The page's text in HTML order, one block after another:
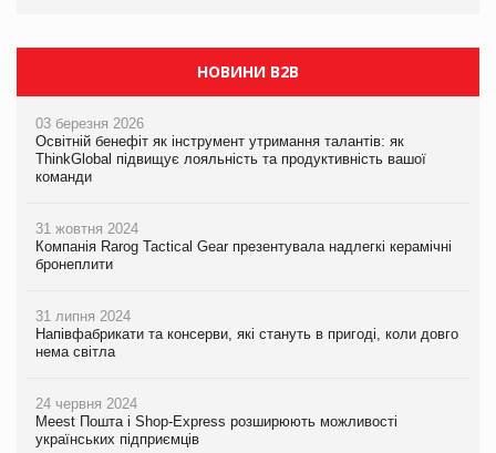
НОВИНИ B2B
03 березня 2026
Освітній бенефіт як інструмент утримання талантів: як
ThinkGlobal підвищує лояльність та продуктивність вашої
команди
31 жовтня 2024
Компанія Rarog Tactical Gear презентувала надлегкі керамічні
бронеплити
31 липня 2024
Напівфабрикати та консерви, які стануть в пригоді, коли довго
нема світла
24 червня 2024
Meest Пошта і Shop-Express розширюють можливості
українських підприємців